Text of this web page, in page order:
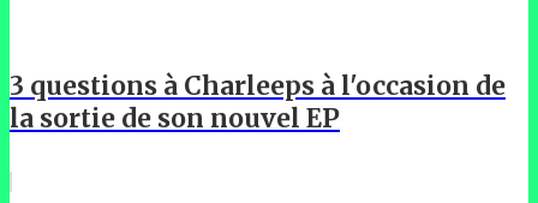
3 questions à Charleeps à l'occasion de
la sortie de son nouvel EP